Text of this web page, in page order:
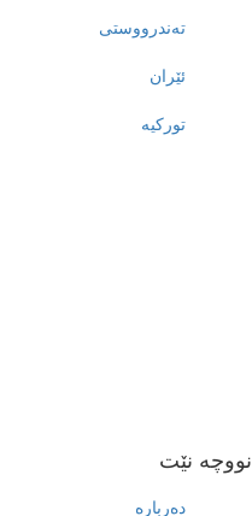
تەندرووستی
ئێران
تورکیە
نووچە نێت
دەربارە